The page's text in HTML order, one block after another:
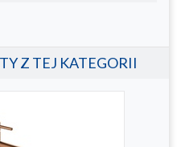
Z TEJ KATEGORII